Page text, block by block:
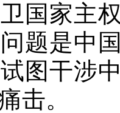
国家主
题是中
图干涉
击。